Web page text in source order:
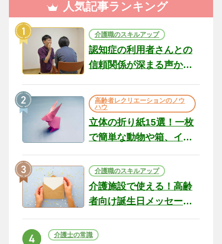
人気記事ランキング
介護職のスキルアップ
認知症の利用者さんとの
信頼関係が深まる声かけ
の現場から（22）
高齢者レクリエーションのノウ
ハウ
立体の折り紙15選！一枚
で簡単な動物や箱、イン
介護職のスキルアップ
介護施設で使える！高齢
者向け誕生日メッセージ
ト
介護士の常識